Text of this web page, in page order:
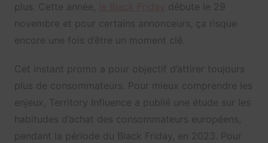
plus. Cette année,
débute le 29
novembre et pour certains annonceurs, ça risque
encore une fois d’être un moment clé.
Cet instant promo a pour objectif d’attirer toujours
plus de consommateurs. Pour mieux comprendre les
enjeux, Territory Influence a publié une étude sur les
habitudes d’achat des consommateurs européens,
pendant la période du Black Friday, en 2023. Pour